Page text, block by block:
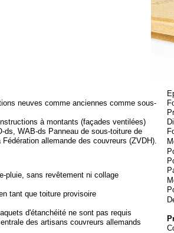
neuves comme anciennes comme sous-
à montants (façades ventilées)
ds, WAB-ds Panneau de sous-toiture de
allemande des couvreurs (ZVDH).
pluie, sans revêtement ni collage
tant que toiture provisoire
d'étanchéité ne sont pas requis
des artisans couvreurs allemands